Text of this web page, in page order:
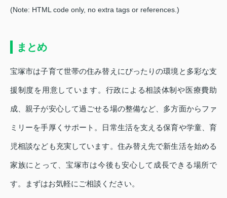
(Note: HTML code only, no extra tags or references.)
まとめ
宝塚市は子育て世帯の住み替えにぴったりの環境と多彩な支
援制度を用意しています。行政による相談体制や医療費助
成、親子が安心して過ごせる場の整備など、多方面からファ
ミリーを手厚くサポート。日常生活を支える保育や学童、育
児相談なども充実しています。住み替え先で新生活を始める
家族にとって、宝塚市は今後も安心して成長できる場所で
す。まずはお気軽にご相談ください。